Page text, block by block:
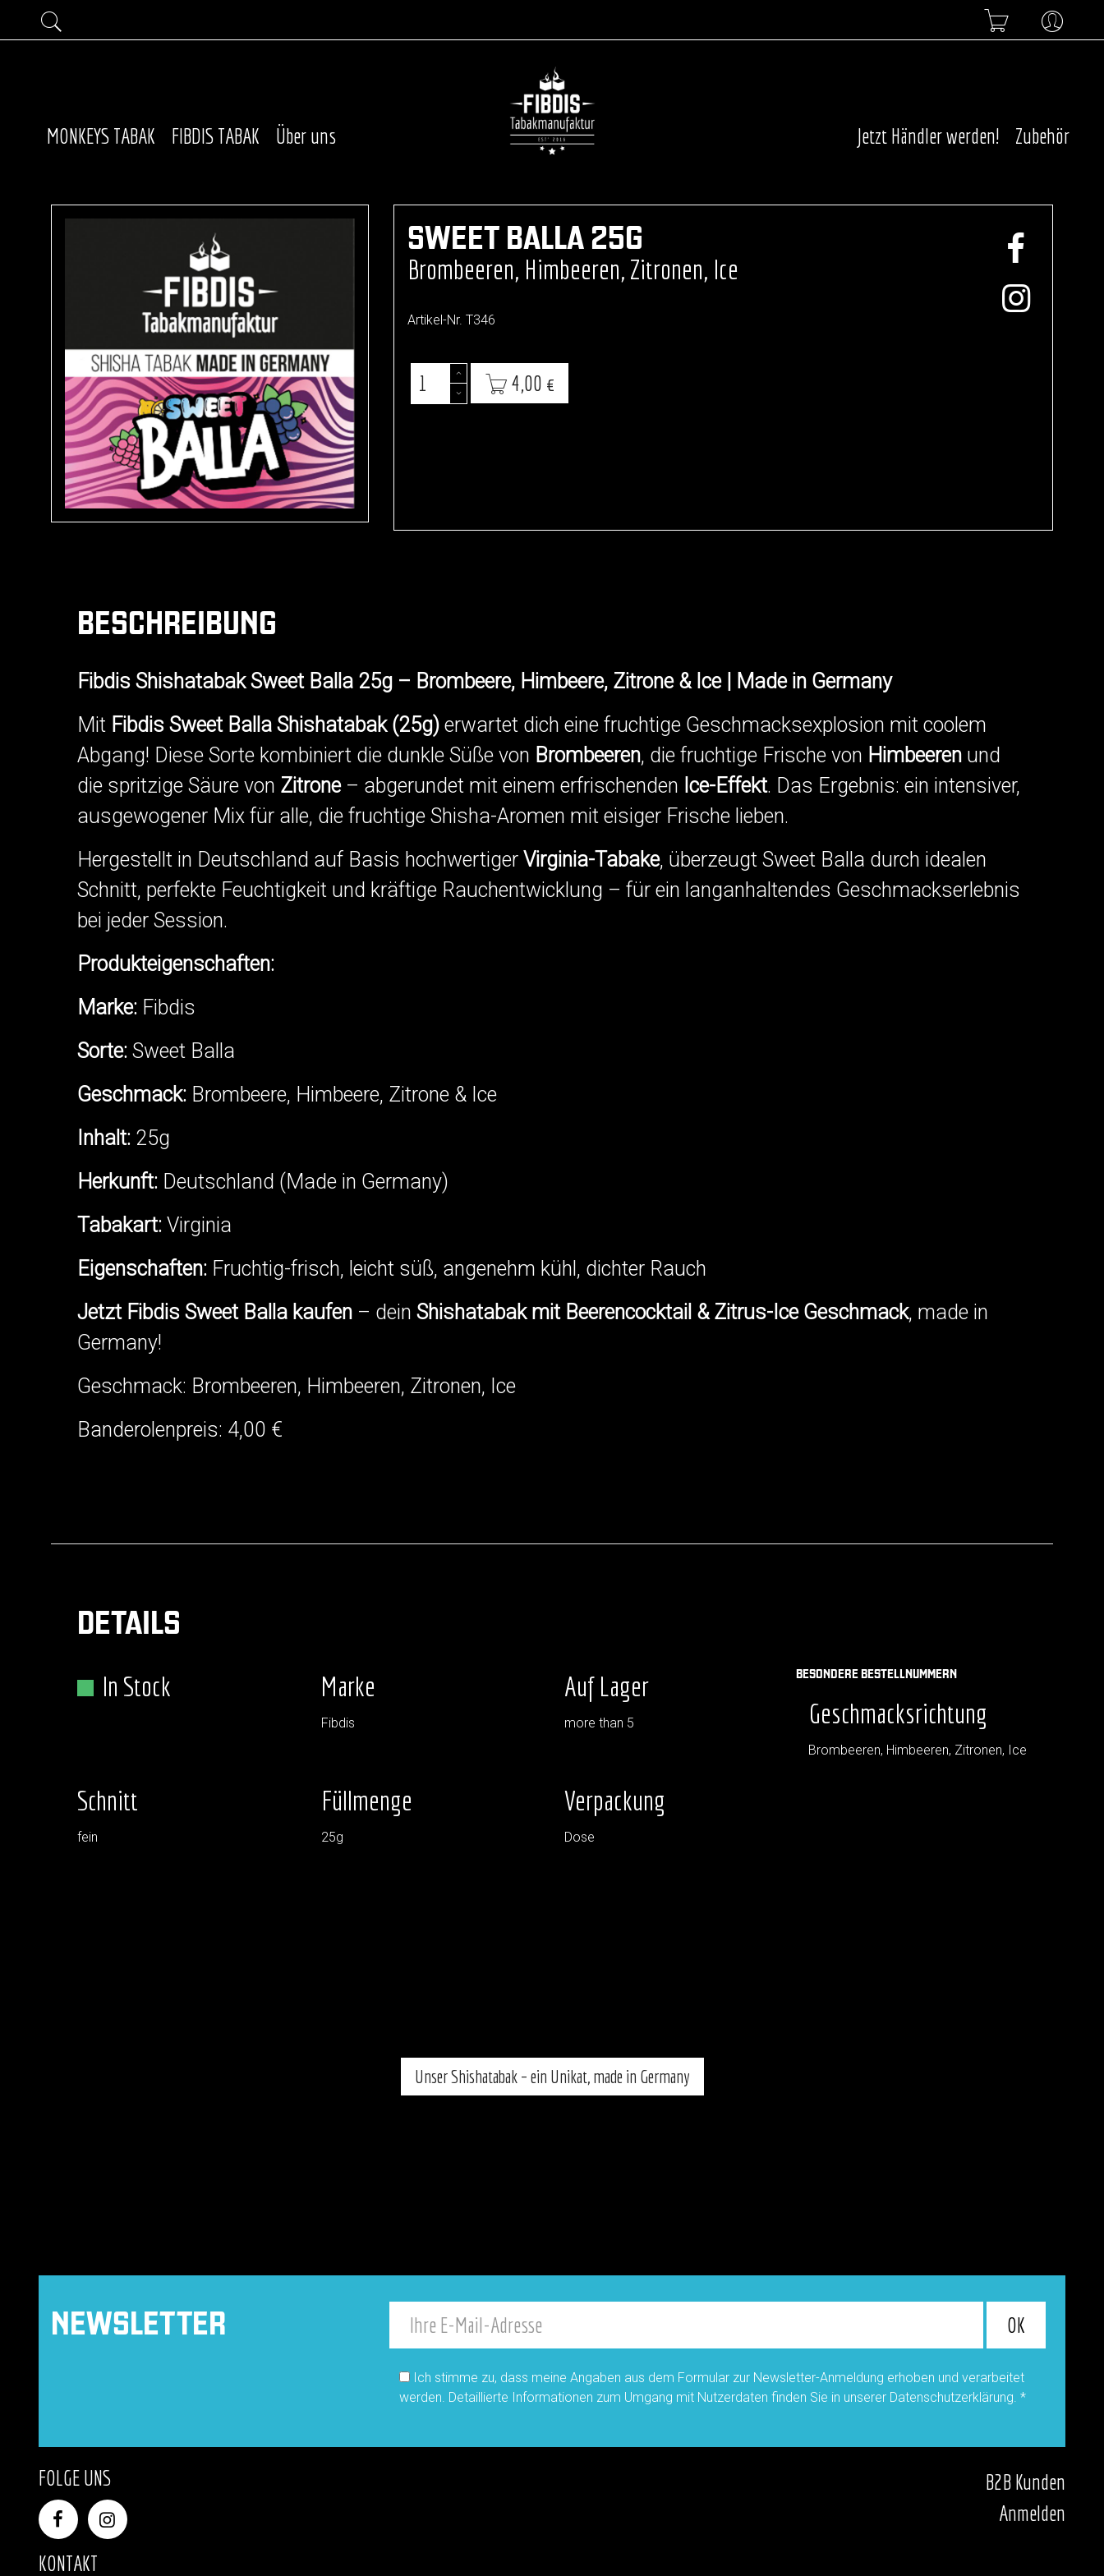
MONKEYS TABAK FIBDIS TABAK Zubehör
Jetzt Händler werden!
Über uns
SWEET BALLA 25G
Brombeeren, Himbeeren, Zitronen, Ice
Artikel-Nr. T346
4,00 €
BESCHREIBUNG
Fibdis Shishatabak Sweet Balla 25g – Brombeere, Himbeere, Zitrone & Ice | Made in Germany
Mit Fibdis Sweet Balla Shishatabak (25g) erwartet dich eine fruchtige Geschmacksexplosion mit coolem
Abgang! Diese Sorte kombiniert die dunkle Süße von Brombeeren, die fruchtige Frische von Himbeeren und
die spritzige Säure von Zitrone– abgerundet mit einem erfrischenden Ice-Effekt. Das Ergebnis: ein intensiver,
ausgewogener Mix für alle, die fruchtige Shisha-Aromen mit eisiger Frische lieben.
Hergestellt in Deutschland auf Basis hochwertiger Virginia-Tabake, überzeugt Sweet Balla durch idealen
Schnitt, perfekte Feuchtigkeit und kräftige Rauchentwicklung – für ein langanhaltendes Geschmackserlebnis
bei jeder Session.
Produkteigenschaften:
Marke: Fibdis
Sorte: Sweet Balla
Geschmack: Brombeere, Himbeere, Zitrone & Ice
Inhalt: 25g
Herkunft: Deutschland (Made in Germany)
Tabakart: Virginia
Eigenschaften: Fruchtig-frisch, leicht süß, angenehm kühl, dichter Rauch
Jetzt Fibdis Sweet Balla kaufen – dein Shishatabak mit Beerencocktail & Zitrus-Ice Geschmack, made in
Germany!
Geschmack: Brombeeren, Himbeeren, Zitronen, Ice
Banderolenpreis: 4,00 €
DETAILS
In Stock Marke
Fibdis
Auf Lager
more than 5
BESONDERE BESTELLNUMMERN
Geschmacksrichtung
Brombeeren, Himbeeren, Zitronen, Ice
Schnitt
fein
Füllmenge
25g
Verpackung
Dose
Unser Shishatabak – ein Unikat, made in Germany
NEWSLETTER
Ich stimme zu, dass meine Angaben aus dem Formular zur Newsletter-Anmeldung erhoben und verarbeitet
werden. Detaillierte Informationen zum Umgang mit Nutzerdaten finden Sie in unserer Datenschutzerklärung. *
FOLGE UNS
KONTAKT
B2B Kunden
Anmelden